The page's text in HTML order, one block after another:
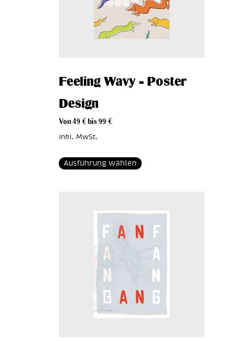
Feeling Wavy – Poster
Design
Von49€bis99€
inkl. MwSt.
Ausführung wählen